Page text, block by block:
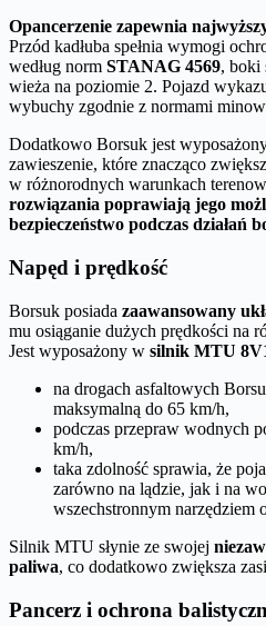
Opancerzenie zapewnia
Przód kadłuba spełnia wymogi
według norm STANAG 4569, boki
wieża na poziomie 2. Pojazd
wybuchy zgodnie z normami
Dodatkowo Borsuk jest
zawieszenie, które znacząco
w różnorodnych warunkach
rozwiązania poprawiają jego
bezpieczeństwo podczas działań
Napęd i prędkość
Borsuk posiada zaawansowany
mu osiąganie dużych prędkości na
Jest wyposażony w silnik MTU
na drogach asfaltowych
maksymalną do 65 km/h,
podczas przepraw wodnych
km/h,
taka zdolność sprawia, że
zarówno na lądzie, jak i na
wszechstronnym narzędziem
Silnik MTU słynie ze swojej
paliwa, co dodatkowo zwiększa
Pancerz i ochrona